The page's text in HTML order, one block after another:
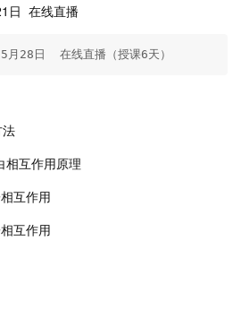
日 在线直播
28日  在线直播（授课6天）
相互作用原理
互作用
互作用